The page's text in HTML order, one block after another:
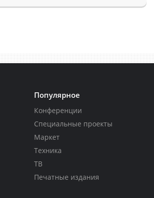
Популярное
Конференции
Специальные проекты
Маркет
Техника
ТВ
Печатные издания